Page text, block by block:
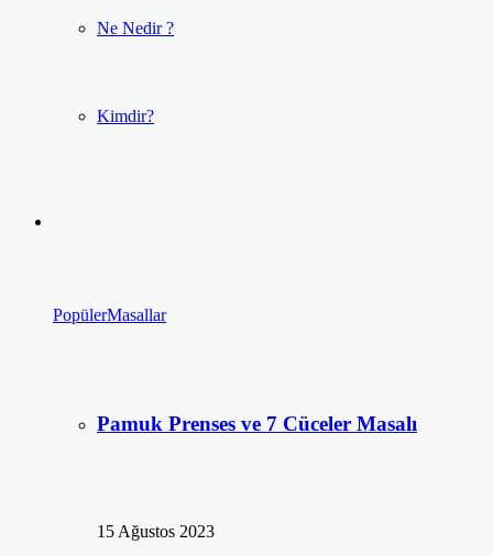
Ne Nedir ?
Kimdir?
PopülerMasallar
Pamuk Prenses ve 7 Cüceler Masalı
15 Ağustos 2023